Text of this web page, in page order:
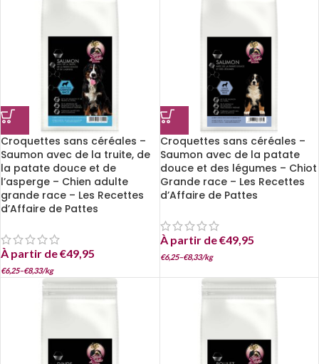
Croquettes sans céréales –
Saumon avec de la truite, de
la patate douce et de
l’asperge – Chien adulte
grande race – Les Recettes
d’Affaire de Pattes
À partir de€49,95
€6,25–€8,33/kg
Croquettes sans céréales –
Saumon avec de la patate
douce et des légumes – Chiot
Grande race – Les Recettes
d’Affaire de Pattes
À partir de€49,95
€6,25–€8,33/kg